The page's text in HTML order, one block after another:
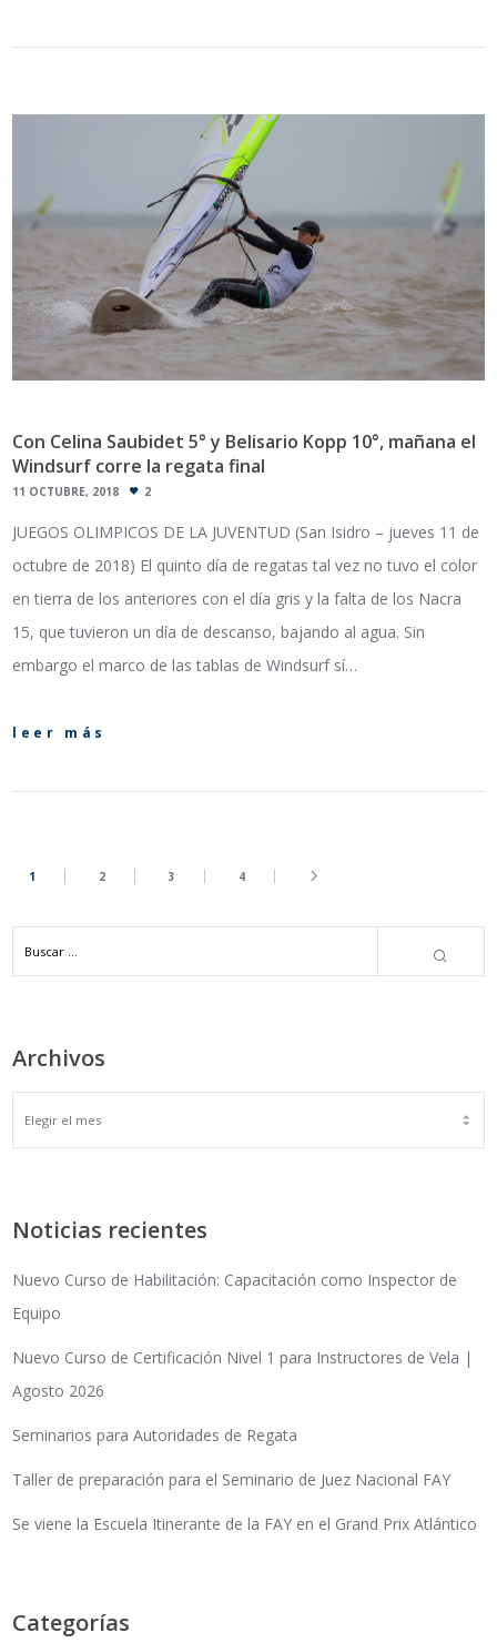
Con Celina Saubidet 5° y Belisario Kopp 10°, mañana el
Windsurf corre la regata final
11 OCTUBRE, 2018 2
JUEGOS OLIMPICOS DE LA JUVENTUD (San Isidro – jueves 11 de
octubre de 2018) El quinto día de regatas tal vez no tuvo el color
en tierra de los anteriores con el día gris y la falta de los Nacra
15, que tuvieron un día de descanso, bajando al agua. Sin
embargo el marco de las tablas de Windsurf sí…
leer más
1 2 3 4
Archivos
ARCHIVOS
Noticias recientes
Nuevo Curso de Habilitación: Capacitación como Inspector de
Equipo
Nuevo Curso de Certificación Nivel 1 para Instructores de Vela |
Agosto 2026
Seminarios para Autoridades de Regata
Taller de preparación para el Seminario de Juez Nacional FAY
Se viene la Escuela Itinerante de la FAY en el Grand Prix Atlántico
Categorías